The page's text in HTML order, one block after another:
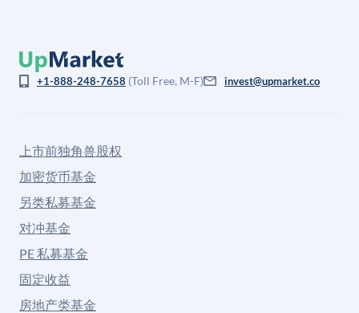
+1-888-248-7658 (Toll Free, M-F) invest@upmarket.co
上市前独角兽股权
加密货币基金
另类私募基金
对冲基金
PE 私募基金
固定收益
房地产类基金